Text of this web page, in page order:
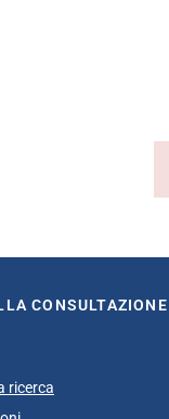
CONSULTAZIONE
ricerca